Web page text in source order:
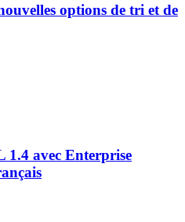
options de tri et de
1.4 avec Enterprise